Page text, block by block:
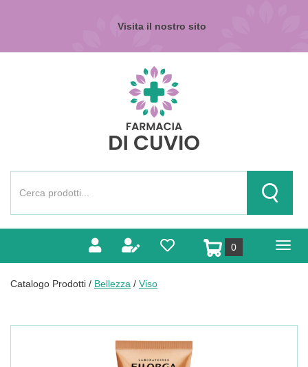
Visita il nostro sito
Prodotto
Cerca
0prodotti
inseriti
Catalogo Prodotti / Bellezza / Viso